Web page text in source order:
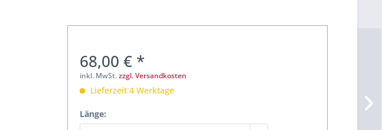
68,00 € *
inkl. MwSt.zzgl. Versandkosten
Lieferzeit 4 Werktage
Länge: